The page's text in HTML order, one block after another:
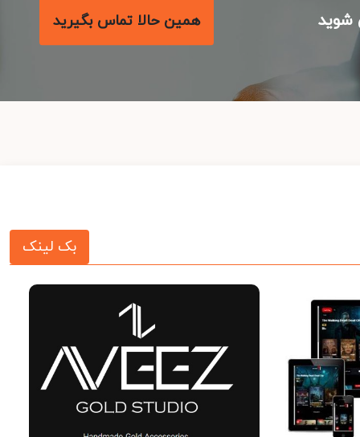
همین حالا تماس بگیرید
بک لینک